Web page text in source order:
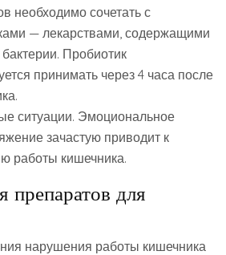
необходимо сочетать с
— лекарствами, содержащими
Пробиотик
принимать через 4 часа после
ситуации. Эмоциональное
зачастую приводит к
работы кишечника.
препаратов для
нарушения работы кишечника